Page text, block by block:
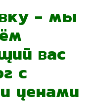
- мы
вас
с
ценами